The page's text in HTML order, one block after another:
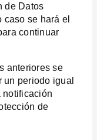
de Datos
caso se hará el
continuar
anteriores se
un periodo igual
notificación
de